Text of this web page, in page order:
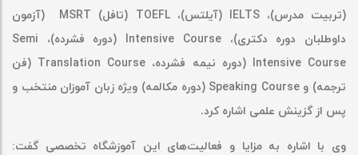
(تربیت مدرس)،IELTS (آیلتس)،TOEFL (تافل) MSRT
(آزمون
داوطلبان دوره دکتری)،Intensive Course (دوره فشرده)، Semi
Intensive Course (دوره نیمه فشرده، Translation Course (فن
ترجمه) وSpeaking Course (دوره مکالمه) ویژه زبان آموزان منتخب و
پس از گزینش علمی اشاره کرد.
وی با اشاره به مزایا و فعالیت‌های این آموزشگاه تخصصی گفت: